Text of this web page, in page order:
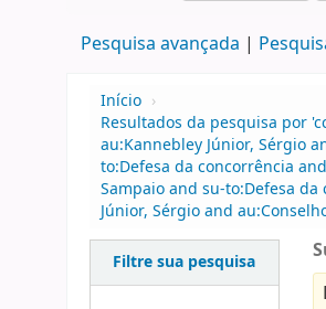
Pesquisa avançada
Início ›
Resultados da pesquisa por
au:Kannebley Júnior, Sérgio
to:Defesa da concorrência
Sampaio and su-to:Defesa
Júnior, Sérgio and
Filtre sua pesquisa